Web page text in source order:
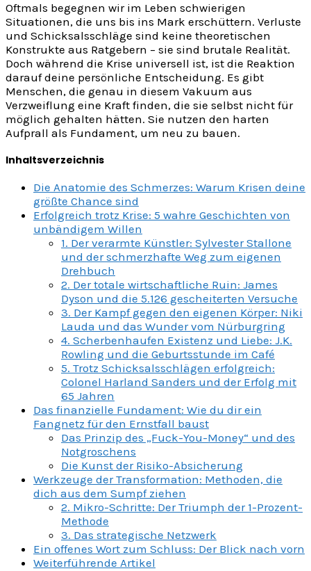
Oftmals begegnen wir im Leben schwierigen
Situationen, die uns bis ins Mark erschüttern. Verluste
und Schicksalsschläge sind keine theoretischen
Konstrukte aus Ratgebern – sie sind brutale Realität.
Doch während die Krise universell ist, ist die Reaktion
darauf deine persönliche Entscheidung. Es gibt
Menschen, die genau in diesem Vakuum aus
Verzweiflung eine Kraft finden, die sie selbst nicht für
möglich gehalten hätten. Sie nutzen den harten
Aufprall als Fundament, um neu zu bauen.
Inhaltsverzeichnis
Die Anatomie des Schmerzes: Warum Krisen deine
größte Chance sind
Erfolgreich trotz Krise: 5 wahre Geschichten von
unbändigem Willen
1. Der verarmte Künstler: Sylvester Stallone
und der schmerzhafte Weg zum eigenen
Drehbuch
2. Der totale wirtschaftliche Ruin: James
Dyson und die 5.126 gescheiterten Versuche
3. Der Kampf gegen den eigenen Körper: Niki
Lauda und das Wunder vom Nürburgring
4. Scherbenhaufen Existenz und Liebe: J.K.
Rowling und die Geburtsstunde im Café
5. Trotz Schicksalsschlägen erfolgreich:
Colonel Harland Sanders und der Erfolg mit
65 Jahren
Das finanzielle Fundament: Wie du dir ein
Fangnetz für den Ernstfall baust
Das Prinzip des „Fuck-You-Money“ und des
Notgroschens
Die Kunst der Risiko-Absicherung
Werkzeuge der Transformation: Methoden, die
dich aus dem Sumpf ziehen
2. Mikro-Schritte: Der Triumph der 1-Prozent-
Methode
3. Das strategische Netzwerk
Ein offenes Wort zum Schluss: Der Blick nach vorn
Weiterführende Artikel